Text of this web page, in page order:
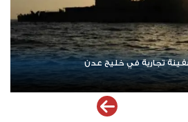
غزة ويعلن رفضه لمسودة أمريكية